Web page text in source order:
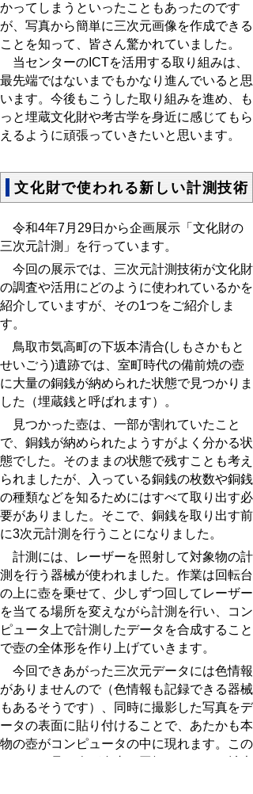
かってしまうといったこともあったのです
が、写真から簡単に三次元画像を作成できる
ことを知って、皆さん驚かれていました。
当センターのICTを活用する取り組みは、
最先端ではないまでもかなり進んでいると思
います。今後もこうした取り組みを進め、も
っと埋蔵文化財や考古学を身近に感じてもら
えるように頑張っていきたいと思います。
文化財で使われる新しい計測技術
令和4年7月29日から企画展示「文化財の
三次元計測」を行っています。
今回の展示では、三次元計測技術が文化財
の調査や活用にどのように使われているかを
紹介していますが、その1つをご紹介しま
す。
鳥取市気高町の下坂本清合(しもさかもと
せいごう )遺跡では、室町時代の備前焼の壺
に大量の銅銭が納められた状態で見つかりま
した（埋蔵銭と呼ばれます）。
見つかった壺は、一部が割れていたこと
で、銅銭が納められたようすがよく分かる状
態でした。そのままの状態で残すことも考え
られましたが、入っている銅銭の枚数や銅銭
の種類などを知るためにはすべて取り出す必
要がありました。そこで、銅銭を取り出す前
に3次元計測を行うことになりました。
計測には、レーザーを照射して対象物の計
測を行う器械が使われました。作業は回転台
の上に壺を乗せて、少しずつ回してレーザー
を当てる場所を変えながら計測を行い、コン
ピュータ上で計測したデータを合成すること
で壺の全体形を作り上げていきます。
今回できあがった三次元データには色情報
がありませんので（色情報も記録できる器械
もあるそうです）、同時に撮影した写真をデ
ータの表面に貼り付けることで、あたかも本
物の壺がコンピュータの中に現れます。この